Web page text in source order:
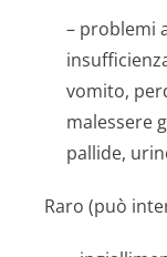
– problemi
vomito,
malessere
pallide,
Raro (può